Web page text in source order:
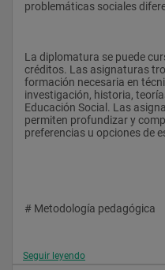
problemáticas sociales
La diplomatura se puede
créditos. Las asignaturas
formación necesaria en
investigación, historia,
Educación Social. Las
permiten profundizar y
preferencias u opciones de
# Metodología pedagógica
Formación de calidad:
Seguir leyendo